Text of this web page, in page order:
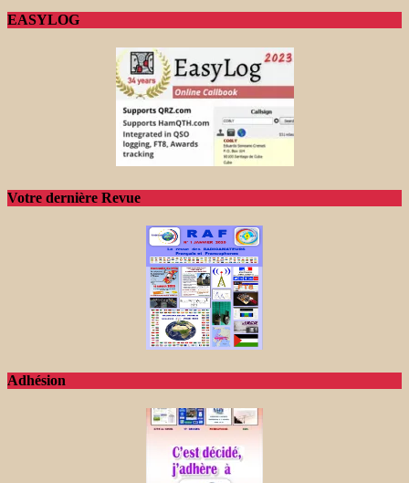
EASYLOG
Votre dernière Revue
Adhésion